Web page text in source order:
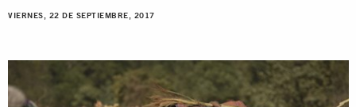
VIERNES, 22 DE SEPTIEMBRE, 2017